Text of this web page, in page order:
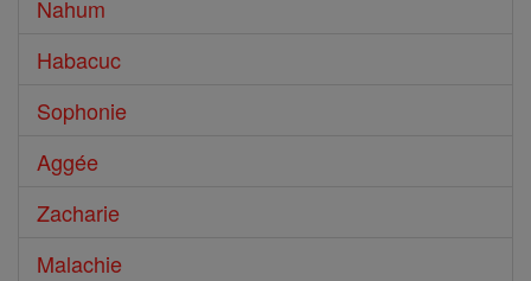
Nahum
Habacuc
Sophonie
Aggée
Zacharie
Malachie